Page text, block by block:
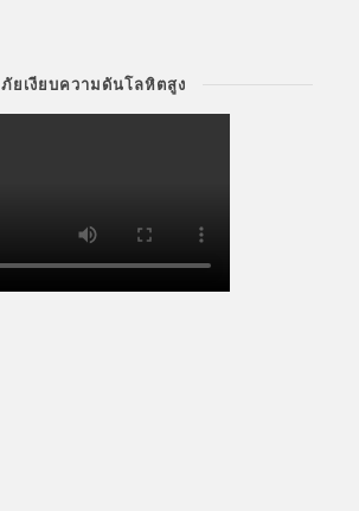
ภัยเงียบความดันโลหิตสูง